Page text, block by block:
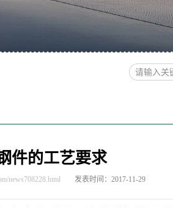
件的工艺要求
news708228.html 发表时间：2017-11-29